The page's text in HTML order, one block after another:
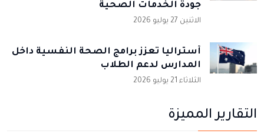
جودة الخدمات الصحية
الاثنين 27 يوليو 2026
أستراليا تعزز برامج الصحة النفسية داخل
المدارس لدعم الطلاب
الثلاثاء 21 يوليو 2026
التقارير المميزة